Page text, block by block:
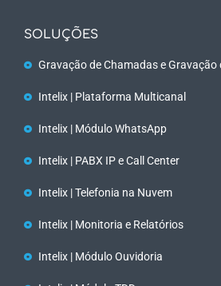
SOLUÇÕES
Gravação de Chamadas e Gravação
Intelix | Plataforma Multicanal
Intelix | Módulo WhatsApp
Intelix | PABX IP e Call Center
Intelix | Telefonia na Nuvem
Intelix | Monitoria e Relatórios
Intelix | Módulo Ouvidoria